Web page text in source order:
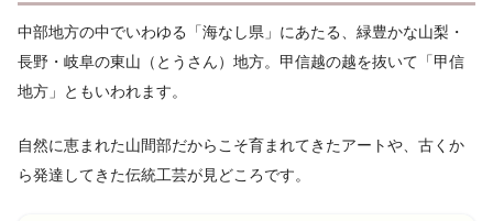
中部地方の中でいわゆる「海なし県」にあたる、緑豊かな山梨・
長野・岐阜の東山（とうさん）地方。甲信越の越を抜いて「甲信
地方」ともいわれます。
自然に恵まれた山間部だからこそ育まれてきたアートや、古くか
ら発達してきた伝統工芸が見どころです。